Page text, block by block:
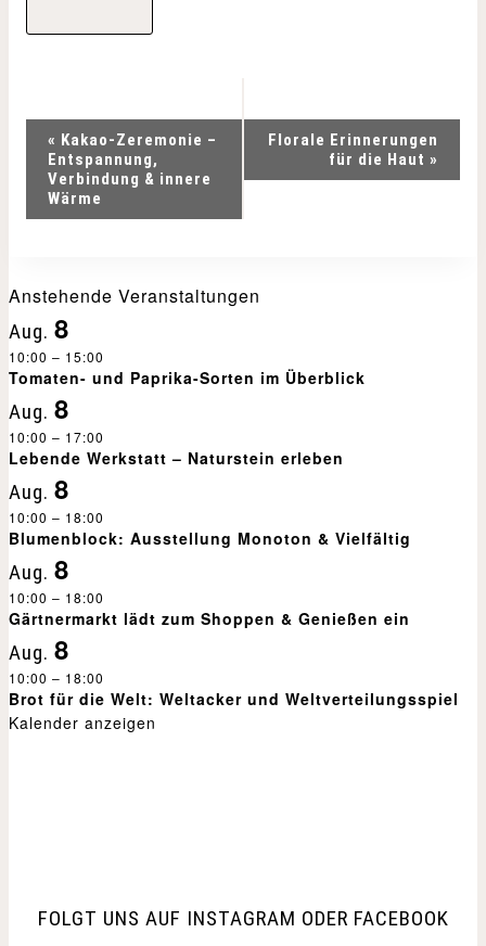
n
s
t
a
l
t
u
n
g
« Kakao-Zeremonie –
Entspannung,
Verbindung & innere
Wärme
Florale Erinnerungen
für die Haut »
Anstehende Veranstaltungen
Aug. 8
10:00 – 15:00
Tomaten- und Paprika-Sorten im Überblick
Aug. 8
10:00 – 17:00
Lebende Werkstatt – Naturstein erleben
Aug. 8
10:00 – 18:00
Blumenblock: Ausstellung Monoton & Vielfältig
Aug. 8
10:00 – 18:00
Gärtnermarkt lädt zum Shoppen & Genießen ein
Aug. 8
10:00 – 18:00
Brot für die Welt: Weltacker und Weltverteilungsspiel
Kalender anzeigen
FOLGT UNS AUF INSTAGRAM ODER FACEBOOK